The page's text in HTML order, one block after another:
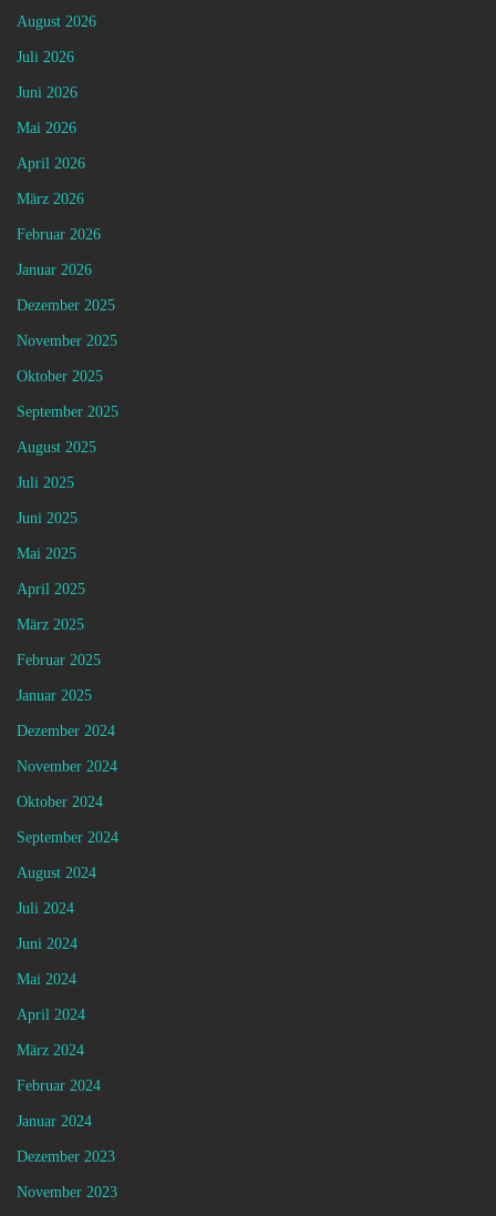
August 2026
Juli 2026
Juni 2026
Mai 2026
April 2026
März 2026
Februar 2026
Januar 2026
Dezember 2025
November 2025
Oktober 2025
September 2025
August 2025
Juli 2025
Juni 2025
Mai 2025
April 2025
März 2025
Februar 2025
Januar 2025
Dezember 2024
November 2024
Oktober 2024
September 2024
August 2024
Juli 2024
Juni 2024
Mai 2024
April 2024
März 2024
Februar 2024
Januar 2024
Dezember 2023
November 2023